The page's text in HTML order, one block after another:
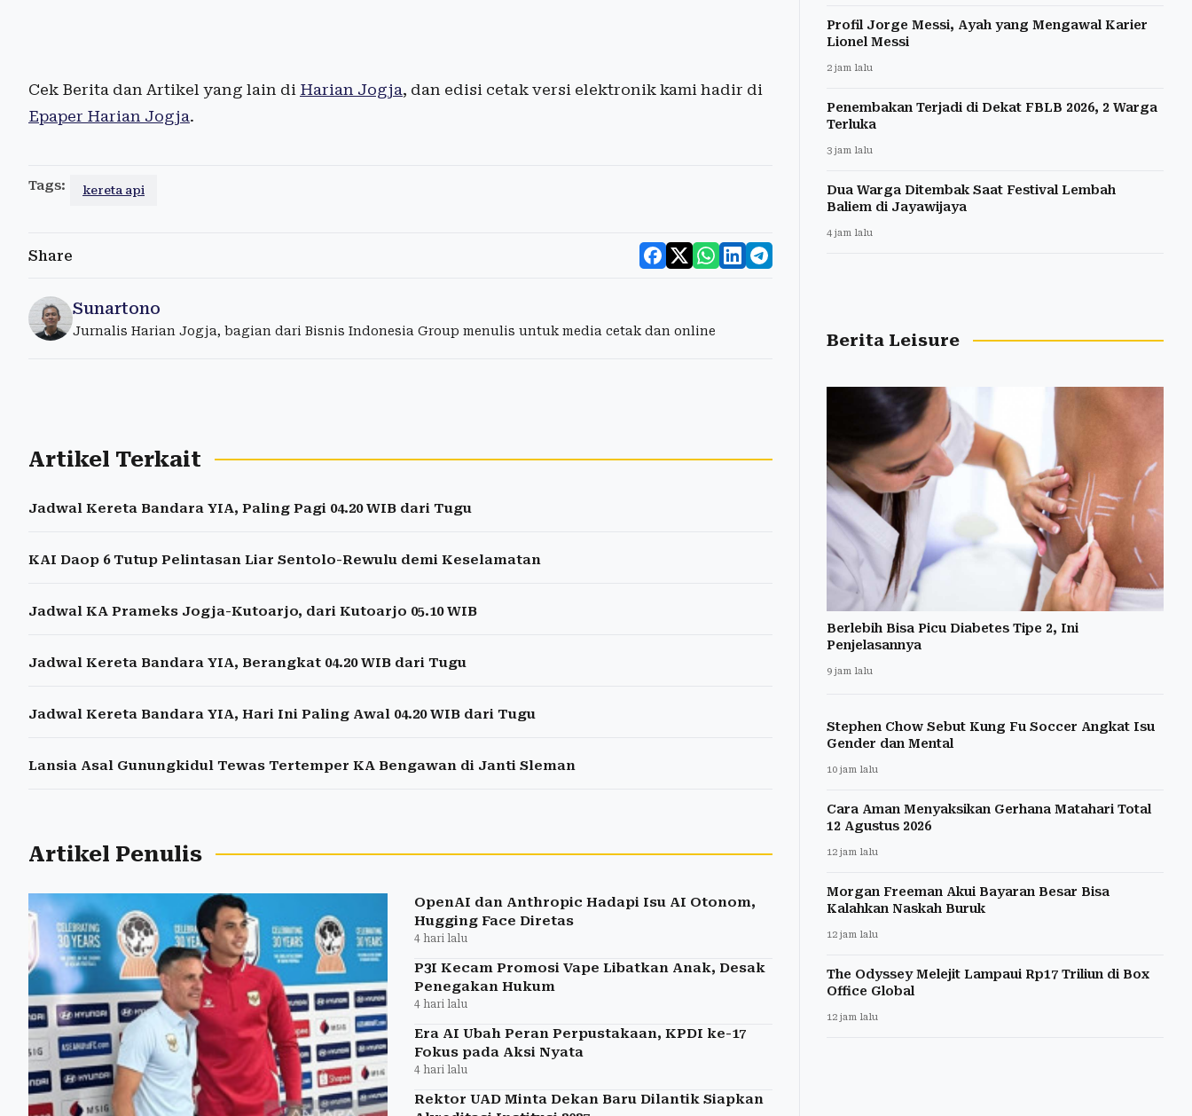
Cek Berita dan Artikel yang lain di Harian Jogja, dan edisi cetak versi elektronik kami hadir di
Epaper Harian Jogja.
Tags: kereta api
Share
Sunartono
Jurnalis Harian Jogja, bagian dari Bisnis Indonesia Group menulis untuk media cetak dan online
Artikel Terkait
Jadwal Kereta Bandara YIA, Paling Pagi 04.20 WIB dari Tugu
KAI Daop 6 Tutup Pelintasan Liar Sentolo-Rewulu demi Keselamatan
Jadwal KA Prameks Jogja-Kutoarjo, dari Kutoarjo 05.10 WIB
Jadwal Kereta Bandara YIA, Berangkat 04.20 WIB dari Tugu
Jadwal Kereta Bandara YIA, Hari Ini Paling Awal 04.20 WIB dari Tugu
Lansia Asal Gunungkidul Tewas Tertemper KA Bengawan di Janti Sleman
Artikel Penulis
OpenAI dan Anthropic Hadapi Isu AI Otonom,
Hugging Face Diretas
4 hari lalu
P3I Kecam Promosi Vape Libatkan Anak, Desak
Penegakan Hukum
4 hari lalu
Era AI Ubah Peran Perpustakaan, KPDI ke-17
Fokus pada Aksi Nyata
4 hari lalu
Rektor UAD Minta Dekan Baru Dilantik Siapkan
Profil Jorge Messi, Ayah yang Mengawal Karier
Lionel Messi
2 jam lalu
Penembakan Terjadi di Dekat FBLB 2026, 2 Warga
Terluka
3 jam lalu
Dua Warga Ditembak Saat Festival Lembah
Baliem di Jayawijaya
4 jam lalu
Berita Leisure
Berlebih Bisa Picu Diabetes Tipe 2, Ini
Penjelasannya
9 jam lalu
Stephen Chow Sebut Kung Fu Soccer Angkat Isu
Gender dan Mental
10 jam lalu
Cara Aman Menyaksikan Gerhana Matahari Total
12 Agustus 2026
12 jam lalu
Morgan Freeman Akui Bayaran Besar Bisa
Kalahkan Naskah Buruk
12 jam lalu
The Odyssey Melejit Lampaui Rp17 Triliun di Box
Office Global
12 jam lalu